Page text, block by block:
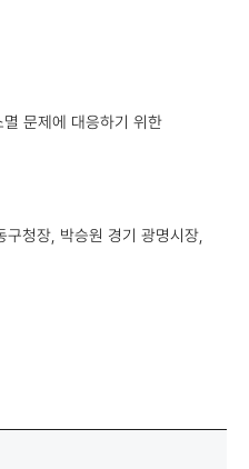
문제에 대응하기 위한
청장, 박승원 경기 광명시장,